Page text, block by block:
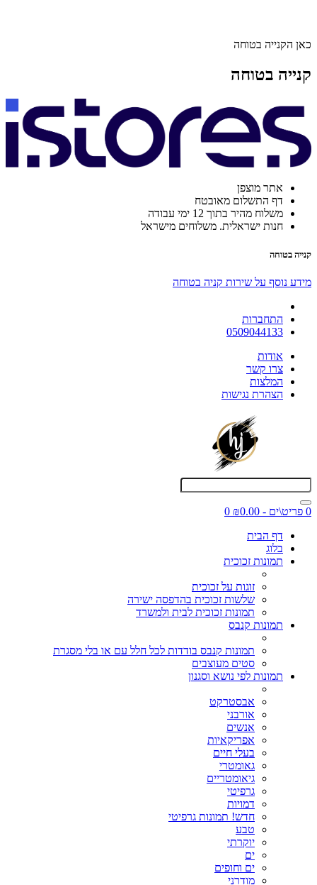
כאן הקנייה בטוחה
קנייה בטוחה
אתר מוצפן
דף התשלום מאובטח
משלוח מהיר בתוך 12 ימי עבודה
חנות ישראלית. משלוחים מישראל
קנייה בטוחה
מידע נוסף על שירות קניה בטוחה
התחברות
0509044133
אודות
צרו קשר
המלצות
הצהרת נגישות
0 פריט\ים - ₪0.00
0
דף הבית
בלוג
תמונות זכוכית
זוגות על זכוכית
שלשות זכוכית בהדפסה ישירה
תמונות זכוכית לבית ולמשרד
תמונות קנבס
תמונות קנבס בודדות לכל חלל עם או בלי מסגרת
סטים מעוצבים
תמונות לפי נושא וסגנון
אבסטרקט
אורבני
אנשים
אפריקאיות
בעלי חיים
גאומטרי
גיאומטריים
גרפיטי
דמויות
חדש! תמונות גרפיטי
טבע
יוקרתי
ים
ים וחופים
מודרני